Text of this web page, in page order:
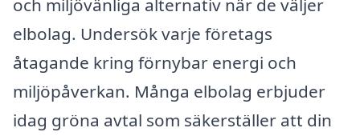
elbolag. Undersök varje företags
åtagande kring förnybar energi och
miljöpåverkan. Många elbolag erbjuder
idag gröna avtal som säkerställer att din